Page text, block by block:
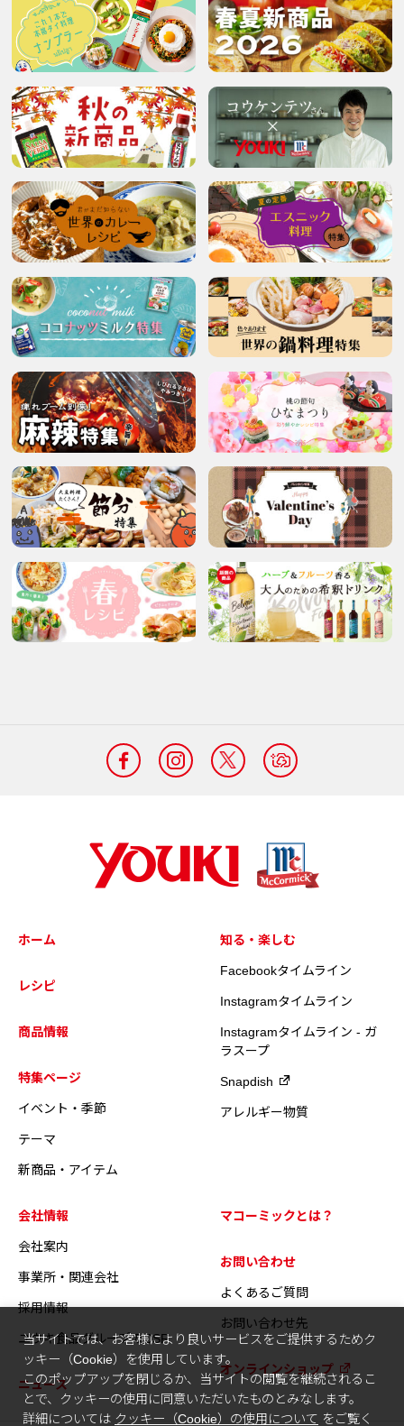
ホーム
レシピ
商品情報
特集ページ
イベント・季節
テーマ
新商品・アイテム
知る・楽しむ
Facebookタイムライン
Instagramタイムライン
Instagramタイムライン - ガ
ラスープ
Snapdish
アレルギー物質
会社情報
会社案内
事業所・関連会社
採用情報
ユウキ食品グループのCSR
ニュース
マコーミックとは？
お問い合わせ
よくあるご質問
お問い合わせ先
オンラインショップ
当サイトでは、お客様により良いサービスをご提供するためク
ッキー（Cookie）を使用しています。
このポップアップを閉じるか、当サイトの閲覧を継続されるこ
とで、クッキーの使用に同意いただいたものとみなします。
詳細については クッキー（Cookie）の使用について をご覧く